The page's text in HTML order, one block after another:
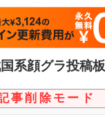
系顔グラ投稿板
事削除モード